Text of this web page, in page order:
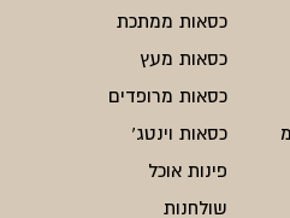
כסאות ממתכת
כסאות מעץ
כסאות מרופדים
כסאות וינטג'
פינות אוכל
שולחנות